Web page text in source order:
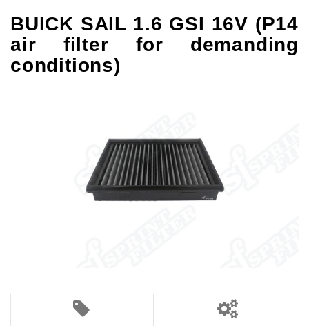
BUICK SAIL 1.6 GSI 16V (P14
air filter for demanding
conditions)